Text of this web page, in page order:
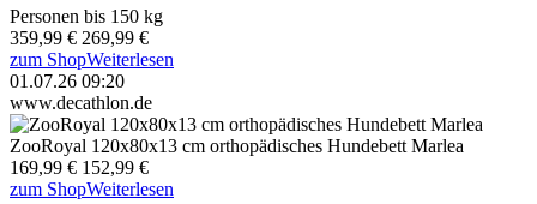
Personen bis 150 kg
359,99 € 269,99 €
zum ShopWeiterlesen
01.07.26 09:20
www.decathlon.de
ZooRoyal 120x80x13 cm orthopädisches Hundebett Marlea
169,99 € 152,99 €
zum ShopWeiterlesen